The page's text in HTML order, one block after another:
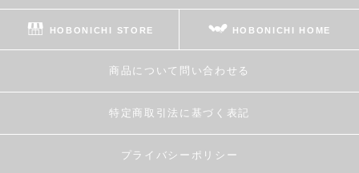
HOBONICHI STORE HOBONICHI HOME
商品について問い合わせる
特定商取引法に基づく表記
プライバシーポリシー